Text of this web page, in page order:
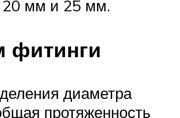
мм и 25 мм.
фитинги
диаметра
протяженность